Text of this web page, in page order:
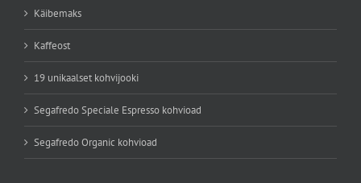
Käibemaks
Kaffeost
19 unikaalset kohvijooki
Segafredo Speciale Espresso kohvioad
Segafredo Organic kohvioad